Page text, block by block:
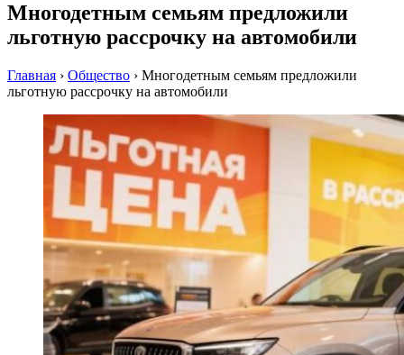
Многодетным семьям предложили
льготную рассрочку на автомобили
Главная › Общество › Многодетным семьям предложили
льготную рассрочку на автомобили